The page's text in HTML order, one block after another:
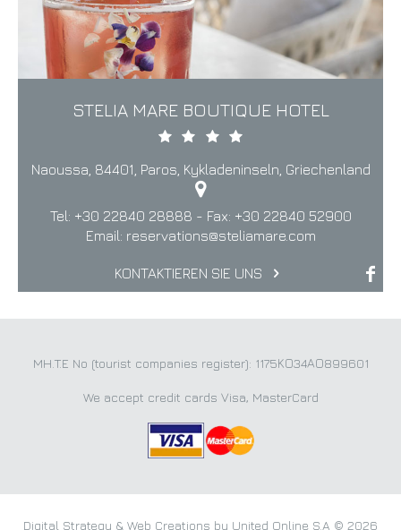
STELIA MARE BOUTIQUE HOTEL
Naoussa, 84401, Paros, Kykladeninseln, Griechenland
Tel: +30 22840 28888 - Fax: +30 22840 52900
Email: reservations@steliamare.com
KONTAKTIEREN SIE UNS
MH.T.E No (tourist companies register): 1175ΚΟ34ΑΟ899601
We accept credit cards Visa, MasterCard
Digital Strategy & Web Creations by United Online S.A © 2026